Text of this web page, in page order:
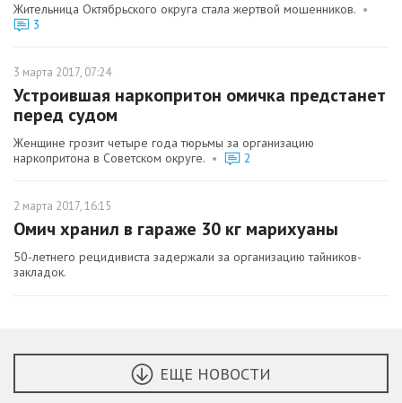
Жительница Октябрьского округа стала жертвой мошенников. •
3
3 марта 2017, 07:24
Устроившая наркопритон омичка предстанет
перед судом
Женщине грозит четыре года тюрьмы за организацию
наркопритона в Советском округе. • 2
2 марта 2017, 16:15
Омич хранил в гараже 30 кг марихуаны
50-летнего рецидивиста задержали за организацию тайников-
закладок.
ЕЩЕ НОВОСТИ